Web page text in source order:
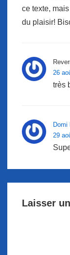
ce texte,
du plaisir!
26
très
Domi
29
Laisser